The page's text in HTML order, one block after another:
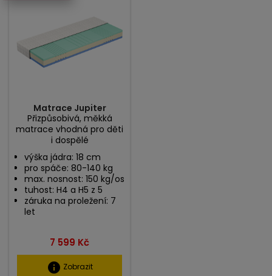
Matrace Jupiter
Přizpůsobivá, měkká
matrace vhodná pro děti
i dospělé
výška jádra: 18 cm
pro spáče: 80-140 kg
max. nosnost: 150 kg/os
tuhost: H4 a H5 z 5
záruka na proležení: 7
let
Cena
7 599 Kč
info Zobrazit